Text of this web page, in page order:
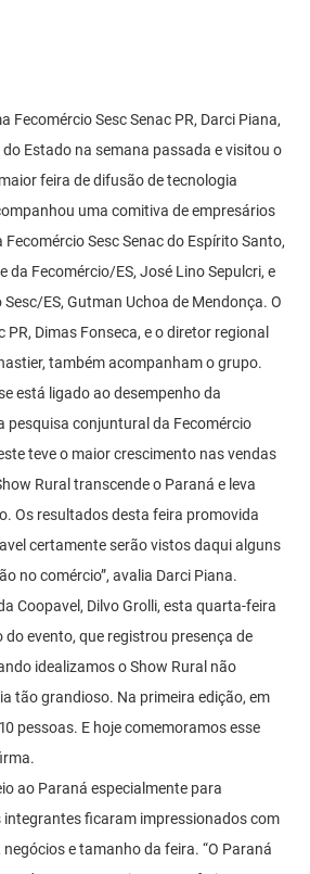
Fecomércio Sesc Senac PR, Darci Piana,
Estado na semana passada e visitou o
feira de difusão de tecnologia
uma comitiva de empresários
Sesc Senac do Espírito Santo,
da Fecomércio/ES, José Lino Sepulcri, e
ES, Gutman Uchoa de Mendonça. O
Dimas Fonseca, e o diretor regional
também acompanham o grupo.
está ligado ao desempenho da
pesquisa conjuntural da Fecomércio
teve o maior crescimento nas vendas
Rural transcende o Paraná e leva
Os resultados desta feira promovida
certamente serão vistos daqui alguns
no comércio”, avalia Darci Piana.
Coopavel, Dilvo Grolli, esta quarta-feira
do evento, que registrou presença de
idealizamos o Show Rural não
tão grandioso. Na primeira edição, em
pessoas. E hoje comemoramos esse
ao Paraná especialmente para
integrantes ficaram impressionados com
e tamanho da feira. “O Paraná